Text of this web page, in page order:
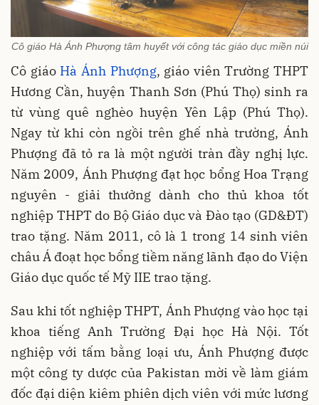
Cô giáo Hà Ánh Phượng tâm huyết với công tác giáo dục miền núi
Cô giáo Hà Ánh Phượng, giáo viên Trường THPT
Hương Cần, huyện Thanh Sơn (Phú Thọ) sinh ra
từ vùng quê nghèo huyện Yên Lập (Phú Thọ).
Ngay từ khi còn ngồi trên ghế nhà trường, Ánh
Phượng đã tỏ ra là một người tràn đầy nghị lực.
Năm 2009, Ánh Phượng đạt học bổng Hoa Trạng
nguyên - giải thưởng dành cho thủ khoa tốt
nghiệp THPT do Bộ Giáo dục và Đào tạo (GD&ĐT)
trao tặng. Năm 2011, cô là 1 trong 14 sinh viên
châu Á đoạt học bổng tiềm năng lãnh đạo do Viện
Giáo dục quốc tế Mỹ IIE trao tặng.
Sau khi tốt nghiệp THPT, Ánh Phượng vào học tại
khoa tiếng Anh Trường Đại học Hà Nội. Tốt
nghiệp với tấm bằng loại ưu, Ánh Phượng được
một công ty dược của Pakistan mời về làm giám
đốc đại diện kiêm phiên dịch viên với mức lương